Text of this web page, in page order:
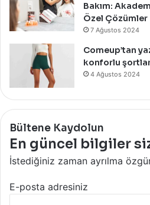
Bakım:
Özel Çözümler
7 Ağustos 2024
Comeup’tan
konforlu
4 Ağustos 2024
Bültene Kaydolun
En güncel bilgiler
İstediğiniz zaman ayrılma
E-posta adresiniz